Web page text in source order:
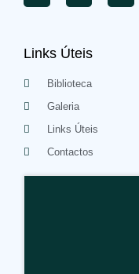
Links Úteis
Biblioteca
Galeria
Links Úteis
Contactos